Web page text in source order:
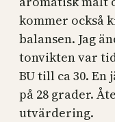
kommer också
balansen. Jag
tonvikten var
BU till ca 30.
på 28 grader.
utvärdering.